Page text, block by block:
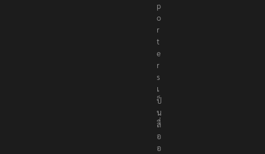
p
o
r
t
e
r
s
เ
ป็
น
สื่
อ
อ